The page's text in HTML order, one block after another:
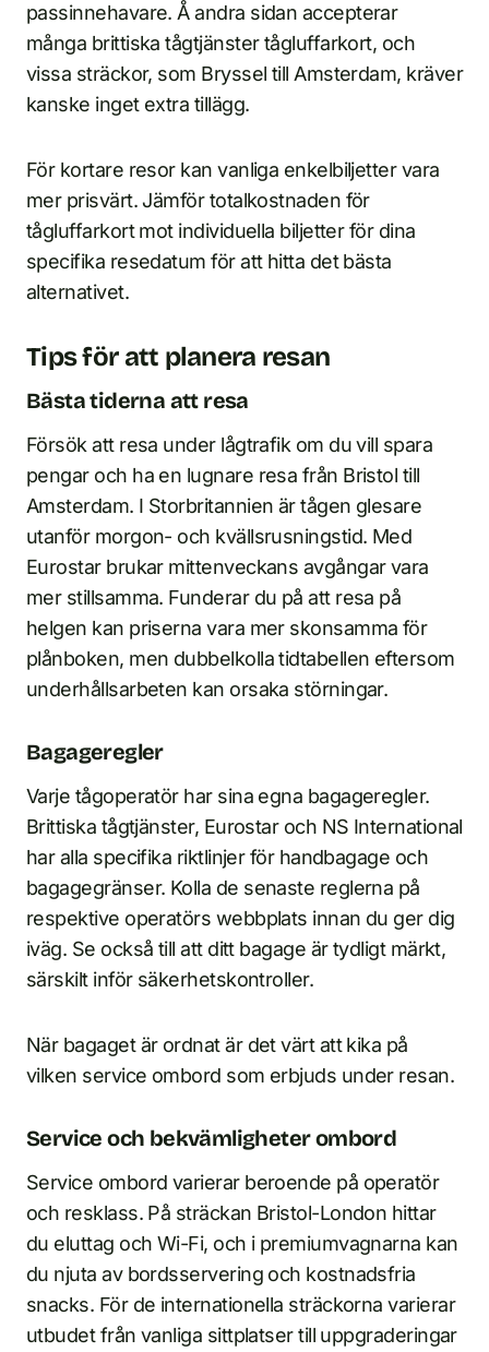
passinnehavare. Å andra sidan accepterar
många brittiska tågtjänster tågluffarkort, och
vissa sträckor, som Bryssel till Amsterdam, kräver
kanske inget extra tillägg.
För kortare resor kan vanliga enkelbiljetter vara
mer prisvärt. Jämför totalkostnaden för
tågluffarkort mot individuella biljetter för dina
specifika resedatum för att hitta det bästa
alternativet.
Tips för att planera resan
Bästa tiderna att resa
Försök att resa under lågtrafik om du vill spara
pengar och ha en lugnare resa från Bristol till
Amsterdam. I Storbritannien är tågen glesare
utanför morgon- och kvällsrusningstid. Med
Eurostar brukar mittenveckans avgångar vara
mer stillsamma. Funderar du på att resa på
helgen kan priserna vara mer skonsamma för
plånboken, men dubbelkolla tidtabellen eftersom
underhållsarbeten kan orsaka störningar.
Bagageregler
Varje tågoperatör har sina egna bagageregler.
Brittiska tågtjänster, Eurostar och NS International
har alla specifika riktlinjer för handbagage och
bagagegränser. Kolla de senaste reglerna på
respektive operatörs webbplats innan du ger dig
iväg. Se också till att ditt bagage är tydligt märkt,
särskilt inför säkerhetskontroller.
När bagaget är ordnat är det värt att kika på
vilken service ombord som erbjuds under resan.
Service och bekvämligheter ombord
Service ombord varierar beroende på operatör
och resklass. På sträckan Bristol-London hittar
du eluttag och Wi-Fi, och i premiumvagnarna kan
du njuta av bordsservering och kostnadsfria
snacks. För de internationella sträckorna varierar
utbudet från vanliga sittplatser till uppgraderingar